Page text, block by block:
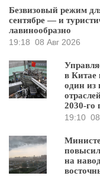
Безвизовый режим
сентябре — и
лавинообразно
19:18 08 Авг 2026
в Китае
один из
2030-го
19:10
на